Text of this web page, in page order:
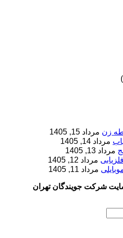
زن مرداد 15, 1405
مرداد 14, 1405
مرداد 13, 1405
مرداد 12, 1405
مرداد 11, 1405
شرکت جویندگان تهران